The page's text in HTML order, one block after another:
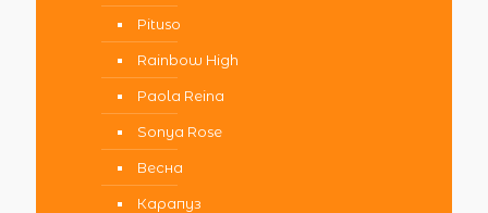
Pituso
Rainbow High
Paola Reina
Sonya Rose
Весна
Карапуз